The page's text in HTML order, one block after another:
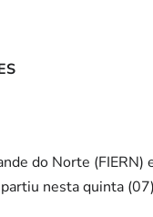
do Norte
nesta quinta